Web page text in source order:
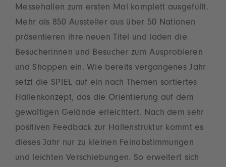
Messehallen zum ersten Mal komplett ausgefüllt.
Mehr als 850 Aussteller aus über 50 Nationen
präsentieren ihre neuen Titel und laden die
Besucherinnen und Besucher zum Ausprobieren
und Shoppen ein. Wie bereits vergangenes Jahr
setzt die SPIEL auf ein nach Themen sortiertes
Hallenkonzept, das die Orientierung auf dem
gewaltigen Gelände erleichtert. Nach dem sehr
positiven Feedback zur Hallenstruktur kommt es
dieses Jahr nur zu kleinen Feinabstimmungen
und leichten Verschiebungen. So erweitert sich